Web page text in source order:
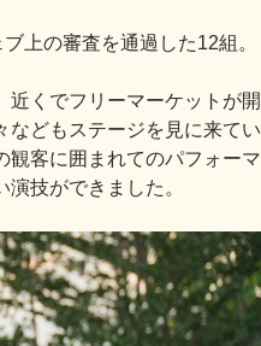
上の審査を通過した12組。
近くでフリーマーケットが開
などもステージを見に来てい
観客に囲まれてのパフォーマ
技ができました。